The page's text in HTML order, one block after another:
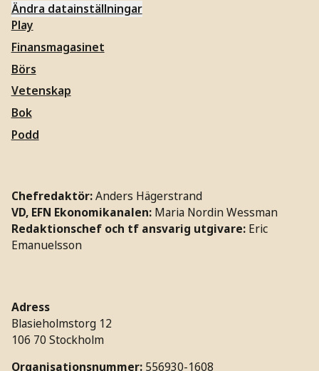
Ändra datainställningar
Play
Finansmagasinet
Börs
Vetenskap
Bok
Podd
Chefredaktör:Anders Hägerstrand
VD, EFN Ekonomikanalen: Maria Nordin Wessman
Redaktionschef och tf ansvarig utgivare: Eric
Emanuelsson
Adress
Blasieholmstorg 12
106 70 Stockholm
Organisationsnummer: 556930-1608